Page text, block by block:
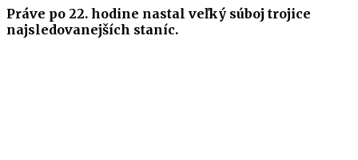
Práve po 22. hodine nastal veľký súboj trojice
najsledovanejších staníc.